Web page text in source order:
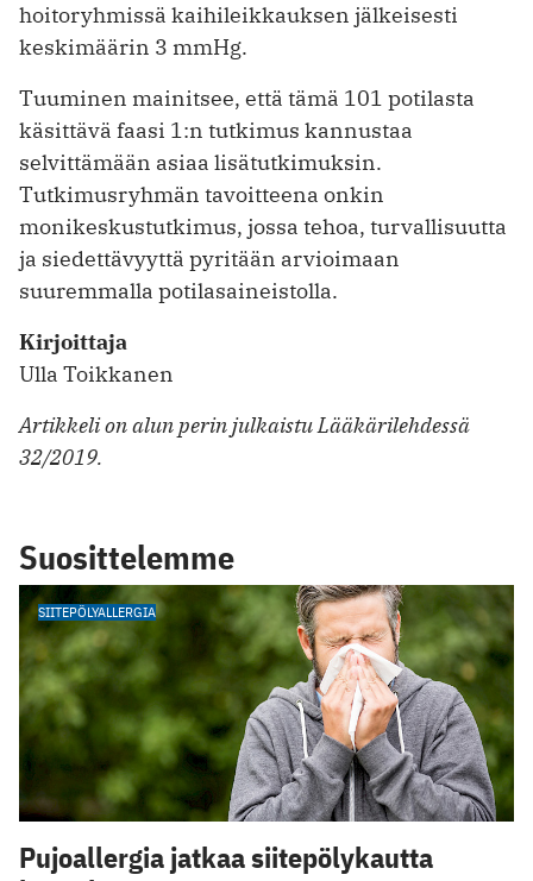
hoitoryhmissä kaihi­leikkauksen jälkeisesti
keskimäärin 3 mmHg.
Tuuminen mainitsee, että tämä 101 potilasta
käsittävä faasi 1:n tutkimus kannustaa
selvittämään asiaa lisätutkimuksin.
Tutkimusryhmän tavoitteena onkin
monikeskustutkimus, jossa tehoa, turvallisuutta
ja siedettävyyttä pyritään ­ar­vioimaan
suuremmalla potilasaineistolla.
Kirjoittaja
Ulla Toikkanen
Artikkeli on alun perin julkaistu Lääkärilehdessä
32/2019.
Suosittelemme
SIITEPÖLYALLERGIA
Pujoallergia jatkaa siitepölykautta